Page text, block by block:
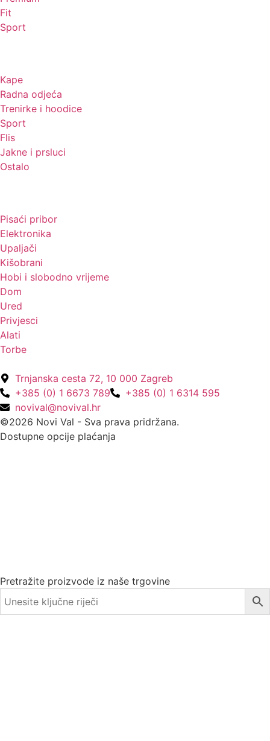
Fit
Sport
Kape
Radna odjeća
Trenirke i hoodice
Sport
Flis
Jakne i prsluci
Ostalo
Pisaći pribor
Elektronika
Upaljači
Kišobrani
Hobi i slobodno vrijeme
Dom
Ured
Privjesci
Alati
Torbe
Trnjanska cesta 72, 10 000 Zagreb
+385 (0) 1 6673 789
+385 (0) 1 6314 595
novival@novival.hr
©2026 Novi Val - Sva prava pridržana.
Dostupne opcije plaćanja
Pretražite proizvode iz naše trgovine